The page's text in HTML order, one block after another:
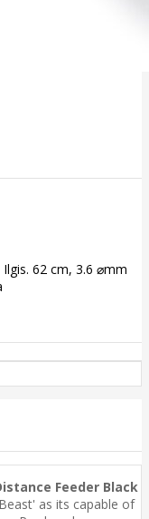
62 cm, 3.6 ⌀mm
Feeder Black
as its capable of